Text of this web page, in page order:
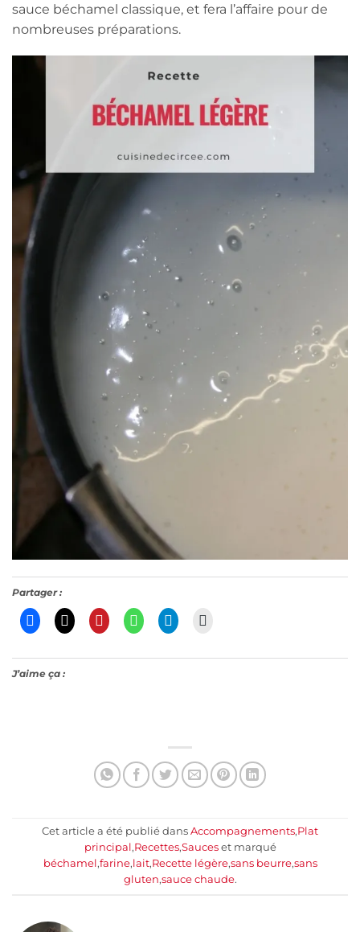
sauce béchamel classique, et fera l’affaire pour de
nombreuses préparations.
Partager :
J’aime ça :
Cet article a été publié dans Accompagnements,Plat
principal,Recettes,Sauceset marqué
béchamel,farine,lait,Recette légère,sans beurre,sans
gluten,sauce chaude.